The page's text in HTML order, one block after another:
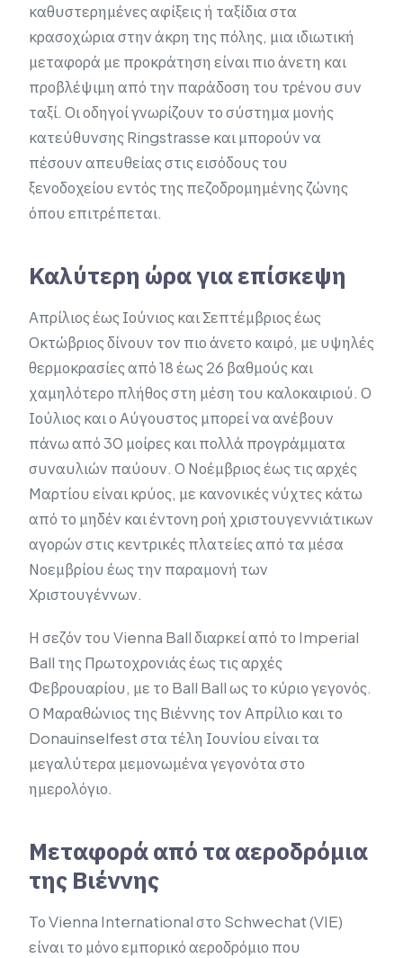
καθυστερημένες αφίξεις ή ταξίδια στα
κρασοχώρια στην άκρη της πόλης, μια ιδιωτική
μεταφορά με προκράτηση είναι πιο άνετη και
προβλέψιμη από την παράδοση του τρένου συν
ταξί. Οι οδηγοί γνωρίζουν το σύστημα μονής
κατεύθυνσης Ringstrasse και μπορούν να
πέσουν απευθείας στις εισόδους του
ξενοδοχείου εντός της πεζοδρομημένης ζώνης
όπου επιτρέπεται.
Καλύτερη ώρα για επίσκεψη
Απρίλιος έως Ιούνιος και Σεπτέμβριος έως
Οκτώβριος δίνουν τον πιο άνετο καιρό, με υψηλές
θερμοκρασίες από 18 έως 26 βαθμούς και
χαμηλότερο πλήθος στη μέση του καλοκαιριού. Ο
Ιούλιος και ο Αύγουστος μπορεί να ανέβουν
πάνω από 30 μοίρες και πολλά προγράμματα
συναυλιών παύουν. Ο Νοέμβριος έως τις αρχές
Μαρτίου είναι κρύος, με κανονικές νύχτες κάτω
από το μηδέν και έντονη ροή χριστουγεννιάτικων
αγορών στις κεντρικές πλατείες από τα μέσα
Νοεμβρίου έως την παραμονή των
Χριστουγέννων.
Η σεζόν του Vienna Ball διαρκεί από το Imperial
Ball της Πρωτοχρονιάς έως τις αρχές
Φεβρουαρίου, με το Ball Ball ως το κύριο γεγονός.
Ο Μαραθώνιος της Βιέννης τον Απρίλιο και το
Donauinselfest στα τέλη Ιουνίου είναι τα
μεγαλύτερα μεμονωμένα γεγονότα στο
ημερολόγιο.
Μεταφορά από τα αεροδρόμια
της Βιέννης
Το Vienna International στο Schwechat (VIE)
είναι το μόνο εμπορικό αεροδρόμιο που